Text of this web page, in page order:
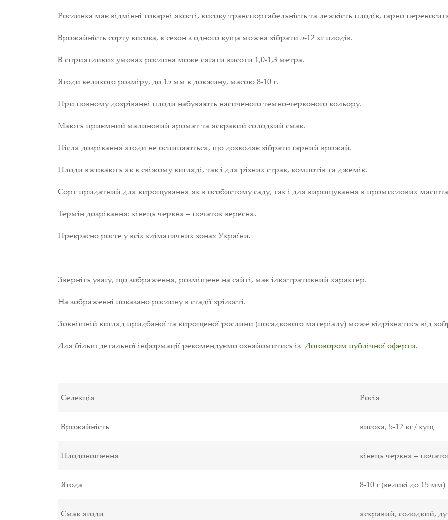
Рослинка має відмінні товарні якості, високу транспортабельність та лежкість плодів, гарно
Врожайність сорту висока, в сезон з одного куща можна зібрати 5-12 кг плодів.
В сприятливих умовах рослина може сягати висоти 1,0-1,3 метра.
Ягоди великого розміру, до 15 мм в довжину, масою 8-10 г.
При повному дозріванні плоди набувають насиченого темно-червоного кольору.
Мають приємний малиновий аромат та яскравий солодкий смак.
Після дозрівання ягоди не оспипаються, що дозволяє зібрати гарний врожай.
Плоди вживають як в свіжому вигляді, так і для різних страв, компотів та джемів.
Сорт придатний для вирощування як в особистому саду, так і для вирощування в промислових
Термін дозрівання: кінець червня – початок вересня.
Прекрасно росте у всіх кліматичних зонах України.
Зверніть увагу, що зображення, розміщене на сайті, має ілюстративний характер.
На зображенні показано рослину в стадії зрілості.
Зовнішній вигляд придбаної та вирощеної рослини (посадкового матеріалу) може відрізнятись від
Для більш детальної інформації рекомендуємо ознайомитись із Договором публічної оферти.
Селекція Росія
Врожайність висока, 5-12 кг / кущ
Плодоношення кінець червня –
Ягода 8-10 г (великі до 15 мм)
Смак ягоди яскравий, солодкий,